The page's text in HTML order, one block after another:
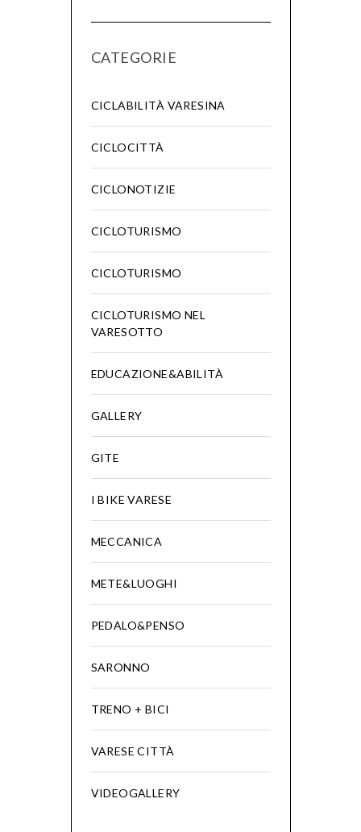
CATEGORIE
CICLABILITÀ VARESINA
CICLOCITTÀ
CICLONOTIZIE
CICLOTURISMO
CICLOTURISMO
CICLOTURISMO NEL
VARESOTTO
EDUCAZIONE&ABILITÀ
GALLERY
GITE
I BIKE VARESE
MECCANICA
METE&LUOGHI
PEDALO&PENSO
SARONNO
TRENO + BICI
VARESE CITTÀ
VIDEOGALLERY